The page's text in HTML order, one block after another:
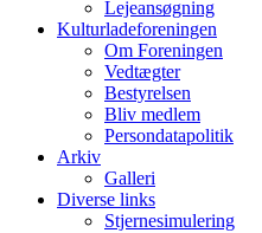
Lejeansøgning
Kulturladeforeningen
Om Foreningen
Vedtægter
Bestyrelsen
Bliv medlem
Persondatapolitik
Arkiv
Galleri
Diverse links
Stjernesimulering